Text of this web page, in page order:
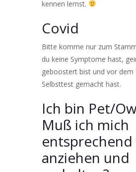
kennen lernst.
Covid
Bitte komme nur zum
du keine Symptome hast,
geboostert bist und vor dem
Selbsttest gemacht hast.
Ich bin Pet/
Muß ich mich
entsprechend
anziehen und